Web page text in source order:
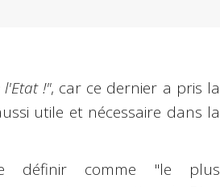
l'Etat !", car ce dernier a pris la
utile et nécessaire dans la
définir comme "le plus